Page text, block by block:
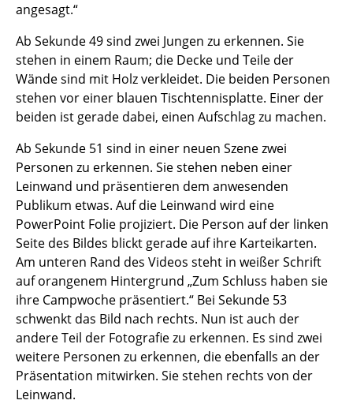
angesagt.“
Ab Sekunde 49 sind zwei Jungen zu erkennen. Sie
stehen in einem Raum; die Decke und Teile der
Wände sind mit Holz verkleidet. Die beiden Personen
stehen vor einer blauen Tischtennisplatte. Einer der
beiden ist gerade dabei, einen Aufschlag zu machen.
Ab Sekunde 51 sind in einer neuen Szene zwei
Personen zu erkennen. Sie stehen neben einer
Leinwand und präsentieren dem anwesenden
Publikum etwas. Auf die Leinwand wird eine
PowerPoint Folie projiziert. Die Person auf der linken
Seite des Bildes blickt gerade auf ihre Karteikarten.
Am unteren Rand des Videos steht in weißer Schrift
auf orangenem Hintergrund „Zum Schluss haben sie
ihre Campwoche präsentiert.“ Bei Sekunde 53
schwenkt das Bild nach rechts. Nun ist auch der
andere Teil der Fotografie zu erkennen. Es sind zwei
weitere Personen zu erkennen, die ebenfalls an der
Präsentation mitwirken. Sie stehen rechts von der
Leinwand.